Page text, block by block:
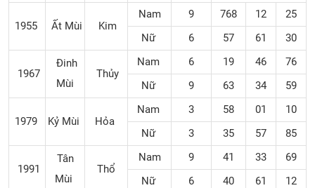
1955 Ất Mùi Kim
Nam 9 768 12
25
Nữ
6 57 61 30
1967
Đinh
Mùi
Thủy
Nam 6 19 46
76
Nữ
9 63 34 59
1979 Kỷ Mùi Hỏa
Nam 3 58 01
10
Nữ
3 35 57 85
1991
Tân
Mùi
Thổ
Nam 9 41 33
69
Nữ
6 40 61 12